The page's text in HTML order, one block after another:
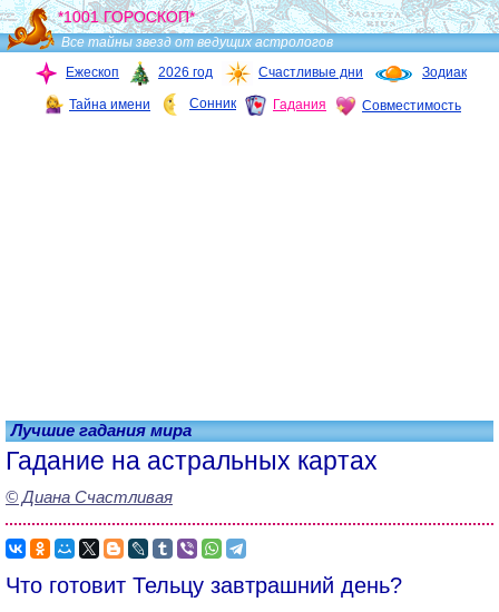
*1001 ГОРОСКОП*
Все тайны звезд от ведущих астрологов
Ежескоп
2026 год Счастливые дни Зодиак
Тайна имени Сонник Гадания Совместимость
Лучшие гадания мира
Гадание на астральных картах
© Диана Счастливая
Что готовит Тельцу завтрашний день?